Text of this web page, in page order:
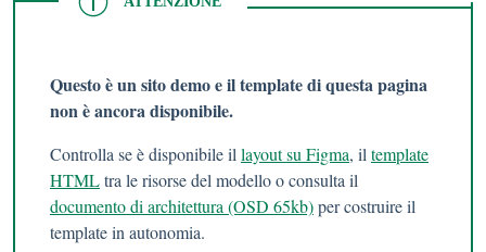
Questo è un sito demo e il template di questa pagina
non è ancora disponibile.
Controlla se è disponibile il layout su Figma, il template
HTMLtra le risorse del modello o consulta il
documento di architettura (OSD 65kb)per costruire il
template in autonomia.